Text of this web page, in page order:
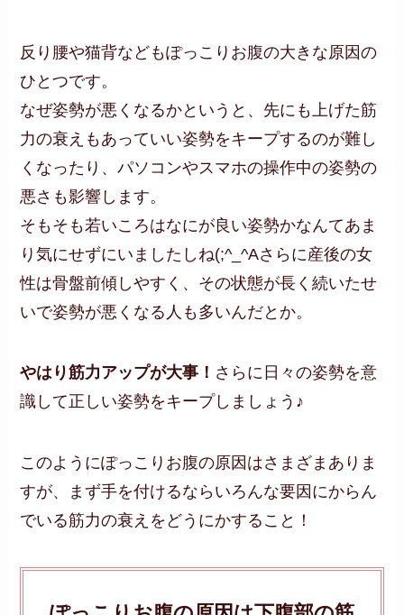
反り腰や猫背などもぽっこりお腹の大きな原因の
ひとつです。
なぜ姿勢が悪くなるかというと、先にも上げた筋
力の衰えもあっていい姿勢をキープするのが難し
くなったり、パソコンやスマホの操作中の姿勢の
悪さも影響します。
そもそも若いころはなにが良い姿勢かなんてあま
り気にせずにいましたしね(;^_^Aさらに産後の女
性は骨盤前傾しやすく、その状態が長く続いたせ
いで姿勢が悪くなる人も多いんだとか。
やはり筋力アップが大事！ さらに日々の姿勢を意
識して正しい姿勢をキープしましょう♪
このようにぽっこりお腹の原因はさまざまありま
すが、まず手を付けるならいろんな要因にからん
でいる筋力の衰えをどうにかすること！